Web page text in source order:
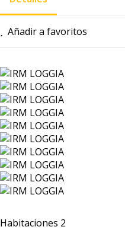
Añadir a favoritos
Habitaciones 2